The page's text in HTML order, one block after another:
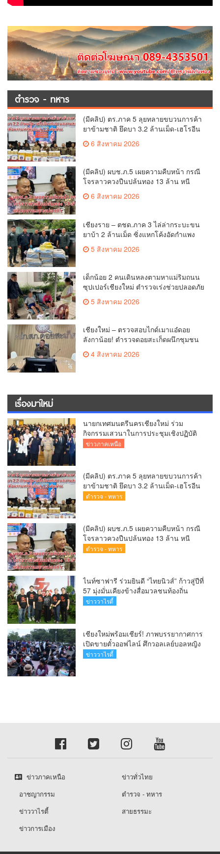
ตำรวจ - ทหาร
(มีคลิป) ตร.ภาค 5 ลุยทลายขบวนการค้า
ยาข้ามชาติ ยึดบา 3.2 ล้านเม็ด-เฮโรอีน
เพียบ ผลงานสะสม 10 เดือนรวบทรัพย์
ทะลุ 1.5 พันล้าน
6 สิงหาคม 2026
(มีคลิป) ผบช.ภ.5 เผยความคืบหน้า กรณี
โจรลาวควงปืนปล้นทอง 13 ล้าน หนี
กบดานแขวงบ่อแก้ว
6 สิงหาคม 2026
เชียงราย – ตชด.ภาค 3 ไล่ล่ากระบะขน
ยาบ้า 2 ล้านเม็ด ซิ่งแหกโค้งอัดกำแพง
5 สิงหาคม 2026
เด็กน้อย 2 คนเดินหลงตามหาแม่ริมถนน
ซุปเปอร์เชียงใหม่ ตำรวจเร่งช่วยปลอดภัย
แล้ว5 สิงหาคม 2026
เชียงใหม่ – ตรวจสอบไกด์เมาแอ๋ดอย
ลังกาน้อย! ตำรวจดอยสะเก็ดผนึกชุมชน
สยบดราม่าโซเชียล ส่งตัวบำบัดด่วน
สร้างความมั่นใจให้นักท่องเที่ยว
4 สิงหาคม 2026
เรื่องมาใหม่
นายกเทศมนตรีนครเชียงใหม่ ร่วม
กิจกรรมเสวนาในการประชุมเชิงปฏิบัติ
การป้องกันการทุจริตเชิงรุก ขับเคลื่อน
ข่าวภาคเหนือ
(มีคลิป) ตร.ภาค 5 ลุยทลายขบวนการค้า
ยาข้ามชาติ ยึดบา 3.2 ล้านเม็ด-เฮโรอีน
เพียบ ผลงานสะสม 10 เดือนรวบทรัพย์
ตำรวจ - ทหาร
(มีคลิป) ผบช.ภ.5 เผยความคืบหน้า กรณี
โจรลาวควงปืนปล้นทอง 13 ล้าน หนี
กบดานแขวงบ่อแก้ว
ตำรวจ - ทหาร
ไนท์ซาฟารี ร่วมยินดี “ไทยนิวส์” ก้าวสู่ปีที่
57 มุ่งมั่นเคียงข้างสื่อมวลชนท้องถิ่น
ข่าววาไรตี้
เชียงใหม่พร้อมเชียร์! ภาพบรรยากาศการ
เปิดขายตั๋วออฟไลน์ ศึกวอลเลย์บอลหญิง
‘BYD DMI 6th SEA V Cup’ 6 ส.ค. นี้ รวม
ข่าววาไรตี้
ข่าวภาคเหนือ
ข่าวทั่วไทย
อาชญากรรม
ตำรวจ - ทหาร
ข่าววาไรตี้
สายธรรมะ
ข่าวการเมือง